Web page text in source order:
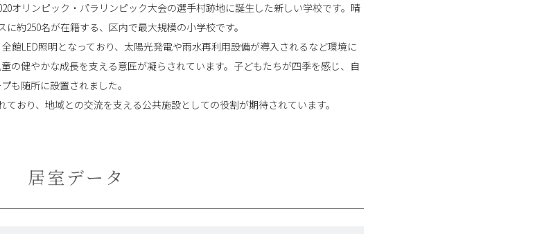
オリンピック・パラリンピック大会の選手村跡地に誕生した新しい学校です。晴
約250名が在籍する、区内で最大規模の小学校です。
館LED照明となっており、太陽光発電や雨水再利用設備が導入されるなど環境に
の健やかな成長を支える意匠が凝らされています。子どもたちが四季を感じ、自
も随所に設置されました。
おり、地域との交流を支える公共施設としての役割が期待されています。
居室データ